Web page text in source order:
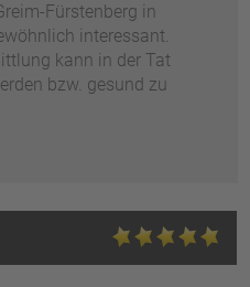
Fürstenberg in
interessant.
kann in der Tat
bzw. gesund zu